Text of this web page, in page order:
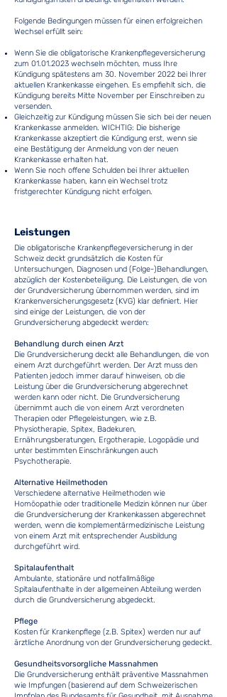
Folgende Bedingungen müssen für einen erfolgreichen
Wechsel erfüllt sein:
Wenn Sie die obligatorische Krankenpflegeversicherung
zum 01.01.2023 wechseln möchten, muss Ihre
Kündigung spätestens am 30. November 2022 bei Ihrer
aktuellen Krankenkasse eingehen. Es empfiehlt sich, die
Kündigung bereits Mitte November per Einschreiben zu
versenden.
Gleichzeitig zur Kündigung müssen Sie sich bei der neuen
Krankenkasse anmelden. WICHTIG: Die bisherige
Krankenkasse akzeptiert die Kündigung erst, wenn sie
eine Bestätigung der Anmeldung von der neuen
Krankenkasse erhalten hat.
Wenn Sie noch offene Schulden bei Ihrer aktuellen
Krankenkasse haben, kann ein Wechsel trotz
fristgerechter Kündigung nicht erfolgen.
Leistungen
Die obligatorische Krankenpflegeversicherung in der
Schweiz deckt grundsätzlich die Kosten für
Untersuchungen, Diagnosen und (Folge-)Behandlungen,
abzüglich der Kostenbeteiligung. Die Leistungen, die von
der Grundversicherung übernommen werden, sind im
Krankenversicherungsgesetz (KVG) klar definiert. Hier
sind einige der Leistungen, die von der
Grundversicherung abgedeckt werden:
Behandlung durch einen Arzt
Die Grundversicherung deckt alle Behandlungen, die von
einem Arzt durchgeführt werden. Der Arzt muss den
Patienten jedoch immer darauf hinweisen, ob die
Leistung über die Grundversicherung abgerechnet
werden kann oder nicht. Die Grundversicherung
übernimmt auch die von einem Arzt verordneten
Therapien oder Pflegeleistungen, wie z.B.
Physiotherapie, Spitex, Badekuren,
Ernährungsberatungen, Ergotherapie, Logopädie und
unter bestimmten Einschränkungen auch
Psychotherapie.
Alternative Heilmethoden
Verschiedene alternative Heilmethoden wie
Homöopathie oder traditionelle Medizin können nur über
die Grundversicherung der Krankenkassen abgerechnet
werden, wenn die komplementärmedizinische Leistung
von einem Arzt mit entsprechender Ausbildung
durchgeführt wird.
Spitalaufenthalt
Ambulante, stationäre und notfallmäßige
Spitalaufenthalte in der allgemeinen Abteilung werden
durch die Grundversicherung abgedeckt.
Pflege
Kosten für Krankenpflege (z.B. Spitex) werden nur auf
ärztliche Anordnung von der Grundversicherung gedeckt.
Gesundheitsvorsorgliche Massnahmen
Die Grundversicherung enthält präventive Massnahmen
wie Impfungen (basierend auf dem Schweizerischen